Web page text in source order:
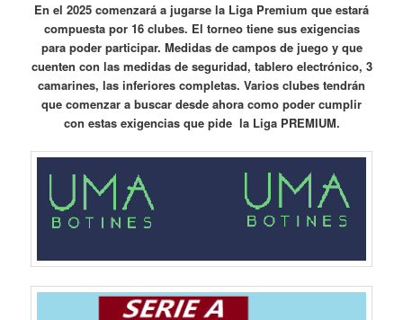
En el 2025 comenzará a jugarse la Liga Premium que estará
compuesta por 16 clubes. El torneo tiene sus exigencias
para poder participar. Medidas de campos de juego y que
cuenten con las medidas de seguridad, tablero electrónico, 3
camarines, las inferiores completas. Varios clubes tendrán
que comenzar a buscar desde ahora como poder cumplir
con estas exigencias que pide la Liga PREMIUM.